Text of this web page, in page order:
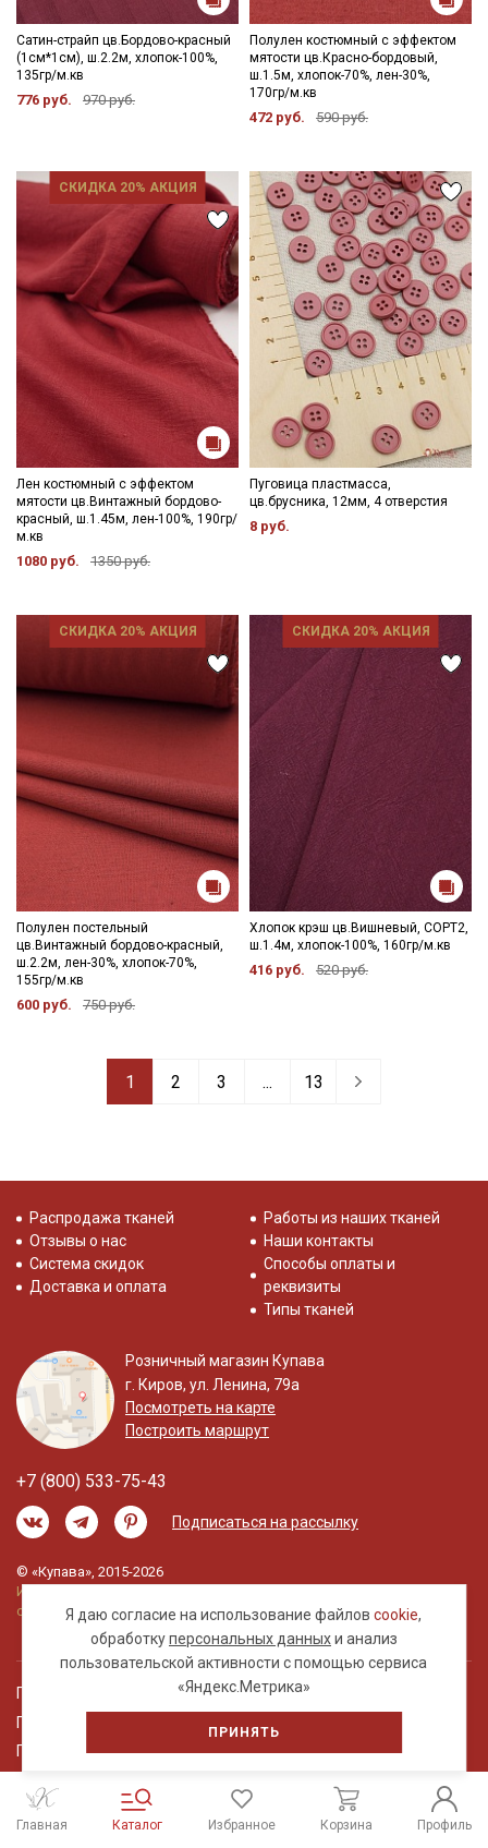
Сатин-страйп цв.Бордово-красный
(1см*1см), ш.2.2м, хлопок-100%,
135гр/м.кв
776 руб. 970 руб.
Полулен костюмный с эффектом
мятости цв.Красно-бордовый,
ш.1.5м, хлопок-70%, лен-30%,
170гр/м.кв
472 руб. 590 руб.
СКИДКА 20% АКЦИЯ
Лен костюмный с эффектом
мятости цв.Винтажный бордово-
красный, ш.1.45м, лен-100%, 190гр/
м.кв
1080 руб. 1350 руб.
Пуговица пластмасса,
цв.брусника, 12мм, 4 отверстия
8 руб.
СКИДКА 20% АКЦИЯ
Полулен постельный
цв.Винтажный бордово-красный,
ш.2.2м, лен-30%, хлопок-70%,
155гр/м.кв
600 руб. 750 руб.
СКИДКА 20% АКЦИЯ
Хлопок крэш цв.Вишневый, СОРТ2,
ш.1.4м, хлопок-100%, 160гр/м.кв
416 руб. 520 руб.
1 2 3 ... 13
Я даю согласие на использование файловcookie,
обработкуперсональных данныхи анализ
пользовательской активности с помощью сервиса
«Яндекс.Метрика»
ПРИНЯТЬ
Распродажа тканей
Отзывы о нас
Система скидок
Доставка и оплата
Работы из наших тканей
Наши контакты
Способы оплаты и
реквизиты
Типы тканей
Розничный магазин Купава
г. Киров, ул. Ленина, 79а
Посмотреть на карте
Построить маршрут
+7 (800) 533-75-43
Подписаться на рассылку
© «Купава», 2015-2026
Информация на сайте не является публичной
офертой.
Правовая информация
Политика обработки персональных данных
Пользовательское соглашение
Главная Каталог Избранное Корзина Профиль